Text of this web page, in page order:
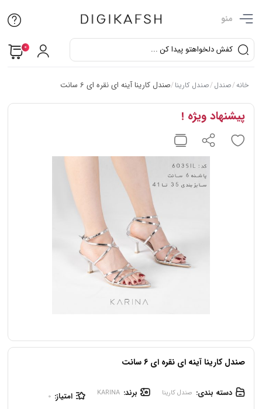
منو
0
خانه/صندل/صندل کارینا/صندل کارینا آینه ای نقره ای 6 سانت
پیشنهاد ویژه !
صندل کارینا آینه ای نقره ای 6 سانت
دسته بندی: صندل کارینا برند: KARINA امتیاز: 0